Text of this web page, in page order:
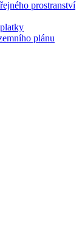
prostranství
plánu